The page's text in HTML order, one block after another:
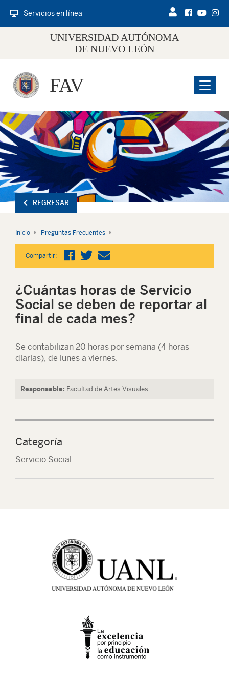
Servicios en línea
UNIVERSIDAD AUTÓNOMA
DE NUEVO LEÓN
Menu
FAV
REGRESAR
Inicio Preguntas Frecuentes
Compartir:
¿Cuántas horas de Servicio
Social se deben de reportar al
final de cada mes?
Se contabilizan 20 horas por semana (4 horas
diarias), de lunes a viernes.
Responsable: Facultad de Artes Visuales
Categoría
Servicio Social